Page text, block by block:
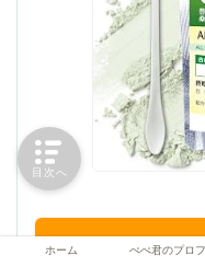
Amazonで
ホーム ぺぺ君のプロ
目次へ